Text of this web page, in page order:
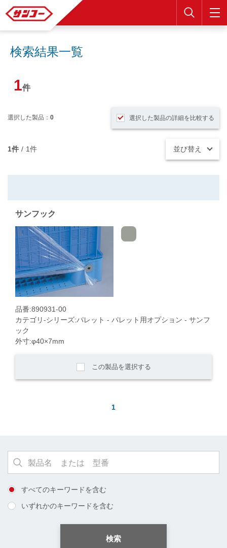
検索
検索結果一覧
1件
選択した製品： 0 選択した製品の詳細を比較する
1件 / 1件 並び替え
サンフック
品番:890931-00
カテゴリ-シリーズ:パレット - パレット用オプション - サンフ
ック
外寸:φ40×7mm
この製品を選択する
1
すべてのキーワードを含む
いずれかのキーワードを含む